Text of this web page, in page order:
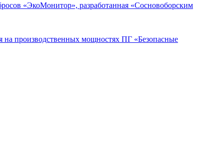
«ЭкоМонитор», разработанная «Сосновоборским
на производственных мощностях ПГ «Безопасные